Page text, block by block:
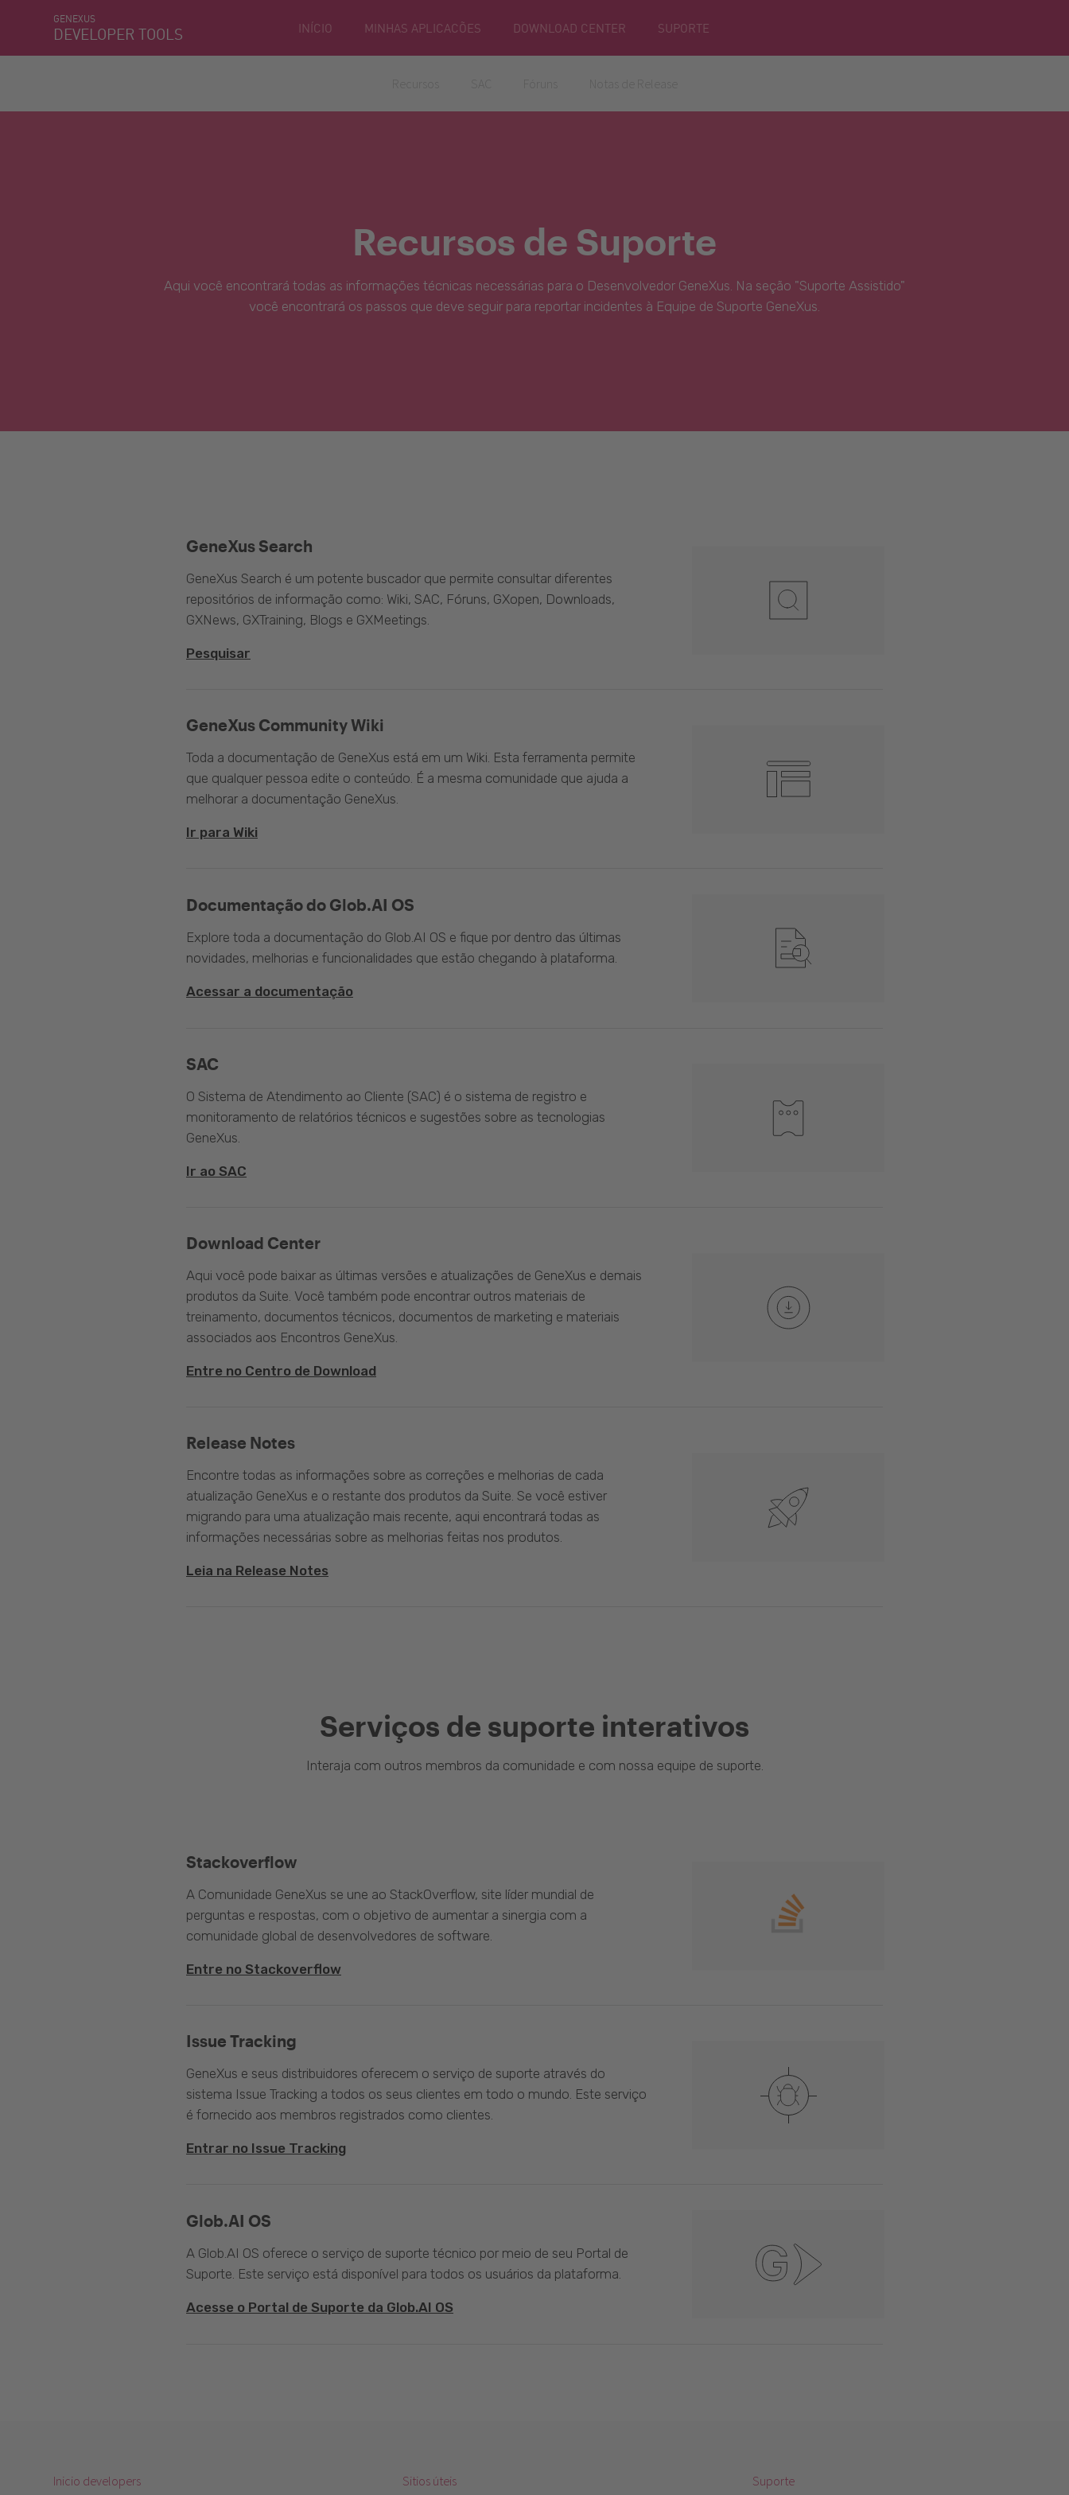
GENEXUS
DEVELOPER TOOLS INÍCIO MINHAS APLICACÕES DOWNLOAD CENTER SUPORTE
Recursos de Suporte
Aqui você encontrará todas as informações técnicas necessárias para o Desenvolvedor GeneXus. Na seção "Suporte Assistido"
você encontrará os passos que deve seguir para reportar incidentes à Equipe de Suporte GeneXus.
GeneXus Community Wiki
Toda a documentação de GeneXus está em um Wiki. Esta ferramenta permite
que qualquer pessoa edite o conteúdo. É a mesma comunidade que ajuda a
melhorar a documentação GeneXus.
Ir para Wiki
GeneXus Search
GeneXus Search é um potente buscador que permite consultar diferentes
repositórios de informação como: Wiki, SAC, Fóruns, GXopen, Downloads,
GXNews, GXTraining, Blogs e GXMeetings.
Pesquisar
Documentação do Glob.AI OS
Explore toda a documentação do Glob.AI OS e fique por dentro das últimas
novidades, melhorias e funcionalidades que estão chegando à plataforma.
Acessar a documentação
SAC
O Sistema de Atendimento ao Cliente (SAC) é o sistema de registro e
monitoramento de relatórios técnicos e sugestões sobre as tecnologias
GeneXus.
Ir ao SAC
Download Center
Aqui você pode baixar as últimas versões e atualizações de GeneXus e demais
produtos da Suite. Você também pode encontrar outros materiais de
treinamento, documentos técnicos, documentos de marketing e materiais
associados aos Encontros GeneXus.
Entre no Centro de Download
Release Notes
Encontre todas as informações sobre as correções e melhorias de cada
atualização GeneXus e o restante dos produtos da Suite. Se você estiver
migrando para uma atualização mais recente, aqui encontrará todas as
informações necessárias sobre as melhorias feitas nos produtos.
Leia na Release Notes
Serviços de suporte interativos
Interaja com outros membros da comunidade e com nossa equipe de suporte.
Stackoverflow
A Comunidade GeneXus se une ao StackOverflow, site líder mundial de
perguntas e respostas, com o objetivo de aumentar a sinergia com a
comunidade global de desenvolvedores de software.
Entre no Stackoverflow
Issue Tracking
GeneXus e seus distribuidores oferecem o serviço de suporte através do
sistema Issue Tracking a todos os seus clientes em todo o mundo. Este serviço
é fornecido aos membros registrados como clientes.
Entrar no Issue Tracking
Glob.AI OS
A Glob.AI OS oferece o serviço de suporte técnico por meio de seu Portal de
Suporte. Este serviço está disponível para todos os usuários da plataforma.
Acesse o Portal de Suporte da Glob.AI OS
Inicio developers Sitios úteis Suporte